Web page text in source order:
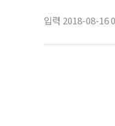
입력 2018-08-16